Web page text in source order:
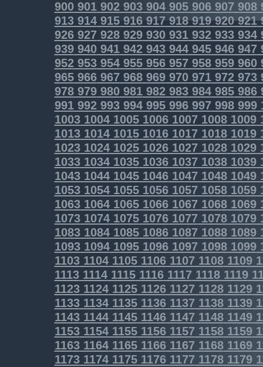
900901902903904905906907 908
913914915916917918919920921
926927928929930931932933934
939940941942943944945946947
952953954955956957958959960
965966967968969970971972973
978979980981982983984985986
991992993994995996997998999
1003100410051006100710081009
1013101410151016101710181019
1023102410251026102710281029
1033103410351036103710381039
1043104410451046104710481049
1053105410551056105710581059
1063106410651066106710681069
1073107410751076107710781079
1083108410851086108710881089
1093109410951096109710981099
1103110411051106110711081109
1113111411151116111711181119
11231124112511261127 11281129
11331134113511361137 11381139
11431144114511461147 11481149
11531154115511561157 11581159
11631164116511661167 11681169
11731174117511761177 11781179